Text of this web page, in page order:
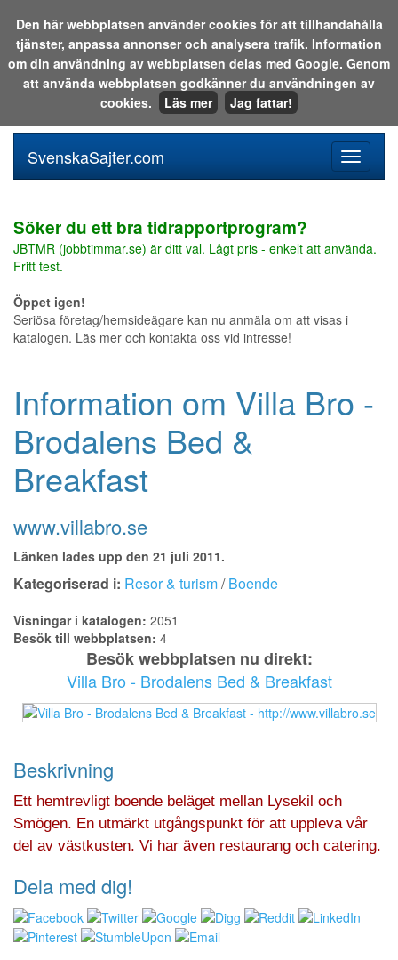
Sök i katalogen eller på webben:
meny
SvenskaSajter.com
Söker du ett bra tidrapportprogram?
JBTMR (jobbtimmar.se) är ditt val. Lågt pris - enkelt att använda.
Fritt test.
Öppet igen!
Seriösa företag/hemsideägare kan nu anmäla om att visas i
katalogen. Läs mer och kontakta oss vid intresse!
Information om Villa Bro -
Brodalens Bed &
Breakfast
www.villabro.se
Länken lades upp den 21 juli 2011.
Kategoriserad i: Resor & turism/Boende
Visningar i katalogen: 2051
Besök till webbplatsen: 4
Besök webbplatsen nu direkt:
Villa Bro - Brodalens Bed & Breakfast
Beskrivning
Ett hemtrevligt boende beläget mellan Lysekil och
Smögen. En utmärkt utgångspunkt för att uppleva vår
del av västkusten. Vi har även restaurang och catering.
Dela med dig!
Den här webbplatsen använder cookies för att tillhandahålla
tjänster, anpassa annonser och analysera trafik. Information
om din användning av webbplatsen delas med Google. Genom
att använda webbplatsen godkänner du användningen av
cookies.
Läs mer Jag fattar!